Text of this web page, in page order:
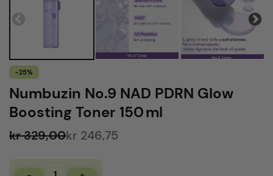
-25%
Numbuzin No.9 NAD PDRN Glow
Boosting Toner 150 ml
kr 329,00kr 246,75